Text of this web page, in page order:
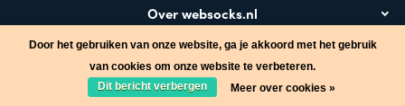
Over websocks.nl
Bezoek ook
Door het gebruiken van onze website, ga je akkoord met het gebruik
van cookies om onze website te verbeteren.
Dit bericht verbergen
Meer over cookies »